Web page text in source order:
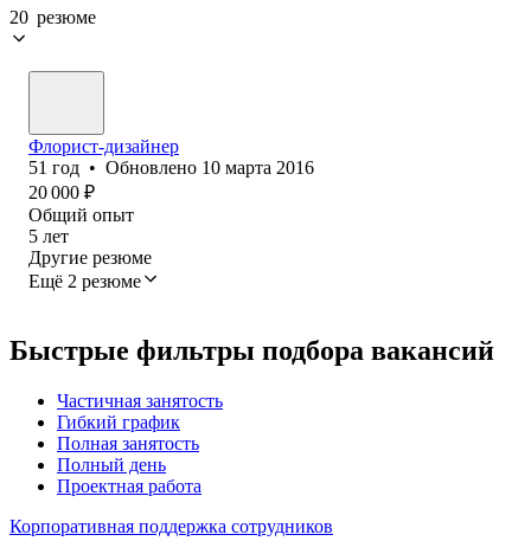
20 резюме
Флорист-дизайнер
51 год • Обновлено 10 марта 2016
20 000 ₽
Общий опыт
5 лет
Другие резюме
Ещё 2 резюме
Быстрые фильтры подбора вакансий
Частичная занятость
Гибкий график
Полная занятость
Полный день
Проектная работа
Корпоративная поддержка сотрудников